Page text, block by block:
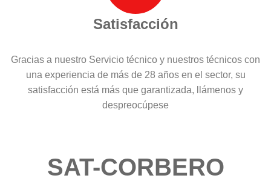
Satisfacción
Gracias a nuestro Servicio técnico y nuestros técnicos con
una experiencia de más de 28 años en el sector, su
satisfacción está más que garantizada, llámenos y
despreocúpese
SAT-CORBERO